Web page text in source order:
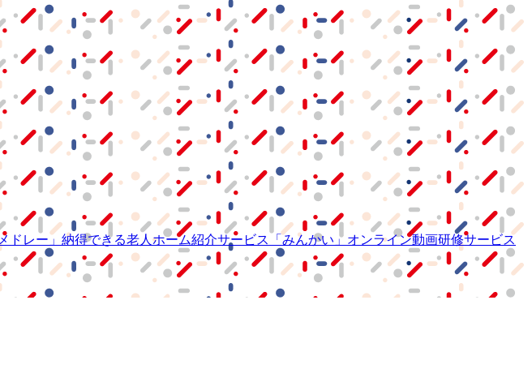
ドレー」 納得できる老人ホーム紹介サービス 「みんかい」 オンライン動画研修サービス